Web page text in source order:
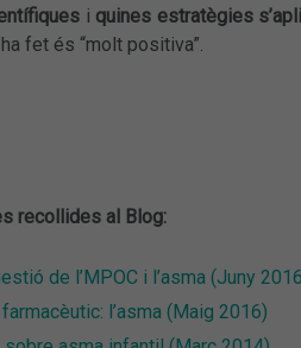
i quines estratègies
fet és “molt positiva”.
recollides al Blog:
de l’MPOC i l’asma (Juny
l’asma (Maig 2016)